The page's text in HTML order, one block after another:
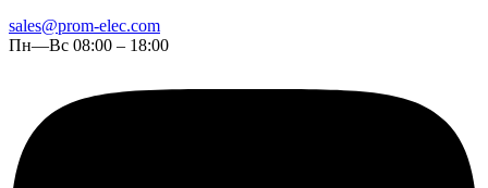
sales@prom-elec.com
Пн—Вс 08:00 – 18:00